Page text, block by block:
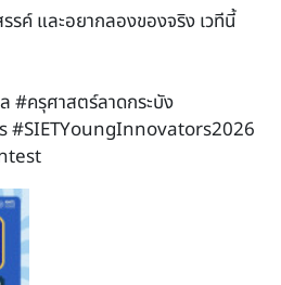
รค์ และอยากลองของจริง เวทีนี้
ครุศาสตร์ลาดกระบัง
#SIETYoungInnovators2026